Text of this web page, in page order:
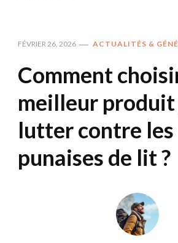
FÉVRIER 26, 2026 ACTUALITÉS &
Comment
meilleur
lutter contre les
punaises de lit ?